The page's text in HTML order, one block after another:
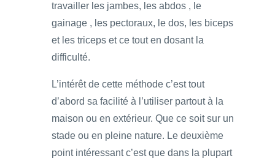
travailler les jambes, les abdos , le
gainage , les pectoraux, le dos, les biceps
et les triceps et ce tout en dosant la
difficulté.
L’intérêt de cette méthode c’est tout
d’abord sa facilité à l’utiliser partout à la
maison ou en extérieur. Que ce soit sur un
stade ou en pleine nature. Le deuxième
point intéressant c’est que dans la plupart